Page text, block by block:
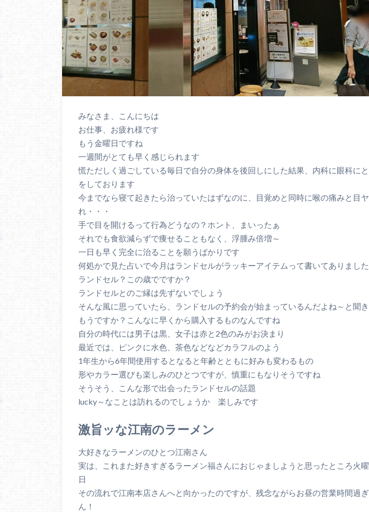
みなさま、こんにちは
お仕事、お疲れ様です
もう金曜日ですね
一週間がとても早く感じられます
慌ただしく過ごしている毎日で自分の身体を後回しにした結果、内科に眼科に
をしております
今までなら寝て起きたら治っていたはずなのに、目覚めと同時に喉の痛みと目
れ・・・
手で目を開けるって行為どうなの？ホント、まいったぁ
それでも食欲減らずで痩せることもなく、浮腫み倍増～
一日も早く完全に治ることを願うばかりです
何処かで見た占いで今月はランドセルがラッキーアイテムって書いてありました
ランドセル？この歳でですか？
ランドセルとのご縁は先ずないでしょう
そんな風に思っていたら、ランドセルの予約会が始まっているんだよね～と聞
もうですか？こんなに早くから購入するものなんですね
自分の時代には男子は黒、女子は赤と2色のみがお決まり
最近では、ピンクに水色、茶色などなどカラフルのよう
1年生から6年間使用するとなると年齢とともに好みも変わるもの
形やカラー選びも楽しみのひとつですが、慎重にもなりそうですね
そうそう、こんな形で出会ったランドセルの話題
lucky～なことは訪れるのでしょうか 楽しみです
激旨ッな江南のラーメン
大好きなラーメンのひとつ江南さん
実は、これまた好きすぎるラーメン福さんにおじゃましようと思ったところ火
日
その流れで江南本店さんへと向かったのですが、残念ながらお昼の営業時間過
ん！